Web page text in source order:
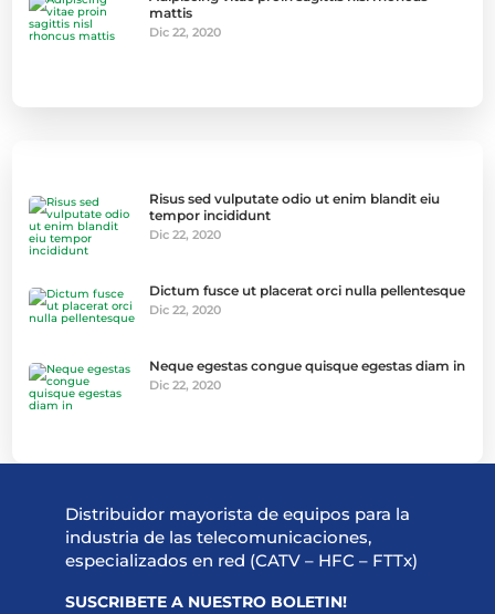
mattis
Dic 22, 2020
Risus sed vulputate odio ut enim blandit eiu
tempor incididunt
Dic 22, 2020
Dictum fusce ut placerat orci nulla pellentesque
Dic 22, 2020
Neque egestas congue quisque egestas diam in
Dic 22, 2020
Distribuidor mayorista de equipos para la
industria de las telecomunicaciones,
especializados en red (CATV – HFC – FTTx)
SUSCRIBETE A NUESTRO BOLETIN!